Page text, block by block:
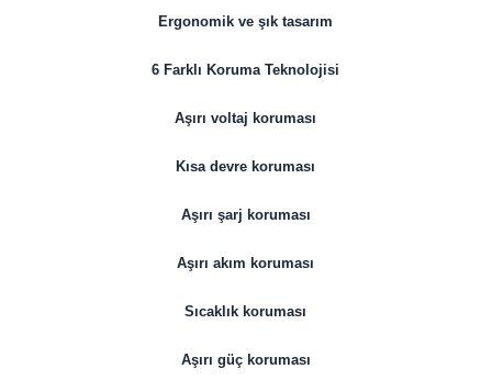
Ergonomik ve şık tasarım
6 Farklı Koruma Teknolojisi
Aşırı voltaj koruması
Kısa devre koruması
Aşırı şarj koruması
Aşırı akım koruması
Sıcaklık koruması
Aşırı güç koruması